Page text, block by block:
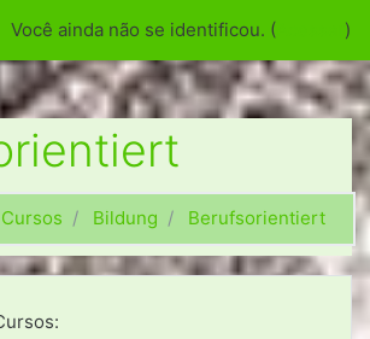
Você ainda não se identificou. ( )
Cursos Bildung Berufsorientiert